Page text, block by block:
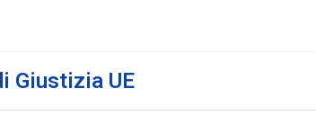
Giustizia UE